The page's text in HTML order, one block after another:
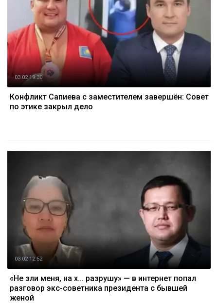
03.02 19:30
Конфликт Сапиева с заместителем завершён: Совет
по этике закрыл дело
03.02 12:52
«Не зли меня, на х... разрушу» — в интернет попал
разговор экс-советника президента с бывшей
женой